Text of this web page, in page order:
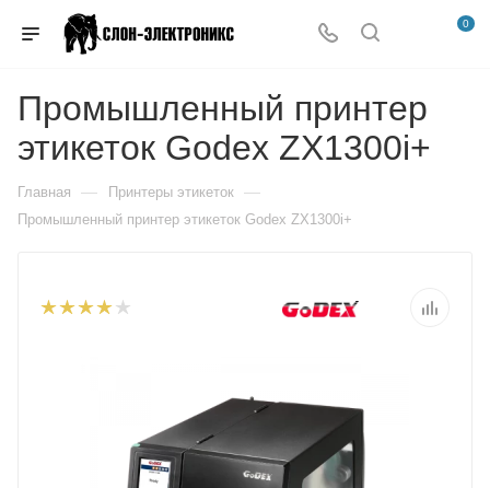
0
Промышленный принтер
этикеток Godex ZX1300i+
Главная — Принтеры этикеток —
Промышленный принтер этикеток Godex ZX1300i+